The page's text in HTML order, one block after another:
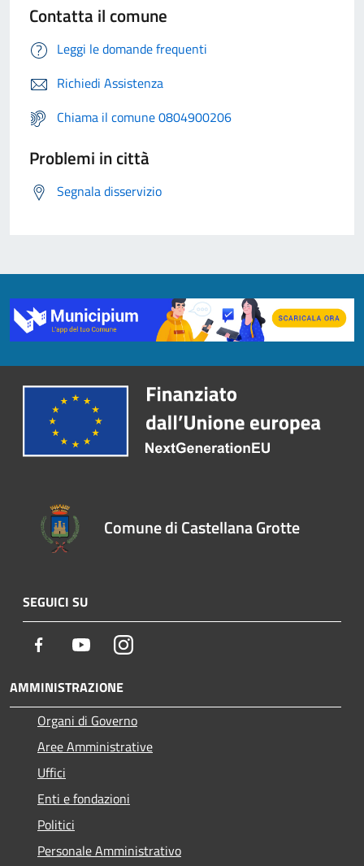
Contatta il comune
Leggi le domande frequenti
Richiedi Assistenza
Chiama il comune 0804900206
Problemi in città
Segnala disservizio
Comune di Castellana Grotte
SEGUICI SU
Facebook YoutubeInstagram
AMMINISTRAZIONE
Organi di Governo
Aree Amministrative
Uffici
Enti e fondazioni
Politici
Personale Amministrativo